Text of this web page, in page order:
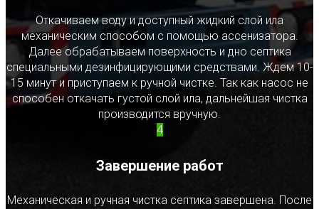
Откачиваем воду и доступный жидкий слой ила
механическим способом с помощью ассенизатора.
Далее обрабатываем поверхность и дно септика
специальными дезинфицирующими средствами. Ждем 10-
15 минут и приступаем к ручной чистке. Так как насос не
способен откачать густой слой ила, дальнейшая чистка
производится вручную.
4
Завершение работ
Механическая и ручная чистка септика завершена. После